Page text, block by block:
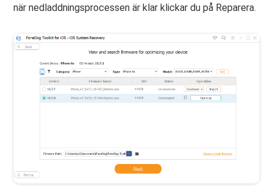
när nedladdningsprocessen är klar klickar du på Reparera.